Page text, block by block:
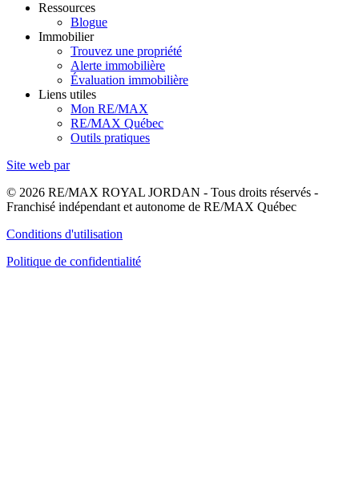
Ressources
Blogue
Immobilier
Trouvez une propriété
Alerte immobilière
Évaluation immobilière
Liens utiles
Mon RE/MAX
RE/MAX Québec
Outils pratiques
Site web par
© 2026 RE/MAX ROYAL JORDAN - Tous droits réservés -
Franchisé indépendant et autonome de RE/MAX Québec
Conditions d'utilisation
Politique de confidentialité